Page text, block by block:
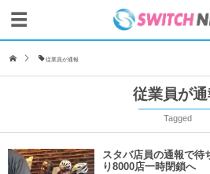
従業員が通報
従業員が通
Tagged
スタバ店員の通報で待
り8000店一時閉鎖へ